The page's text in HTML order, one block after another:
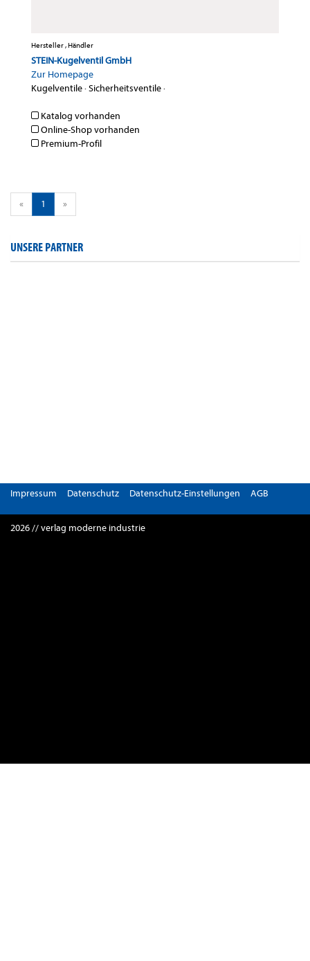
Hersteller , Händler
STEIN-Kugelventil GmbH
Zur Homepage
Kugelventile·Sicherheitsventile·
Katalog vorhanden
Online-Shop vorhanden
Premium-Profil
« 1 »
UNSERE PARTNER
Impressum Datenschutz Datenschutz-Einstellungen AGB
2026 // verlag moderne industrie